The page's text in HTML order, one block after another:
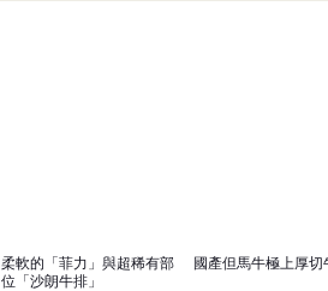
柔軟的「菲力」與超稀有部
位「沙朗牛排」
國產但馬牛極上厚切